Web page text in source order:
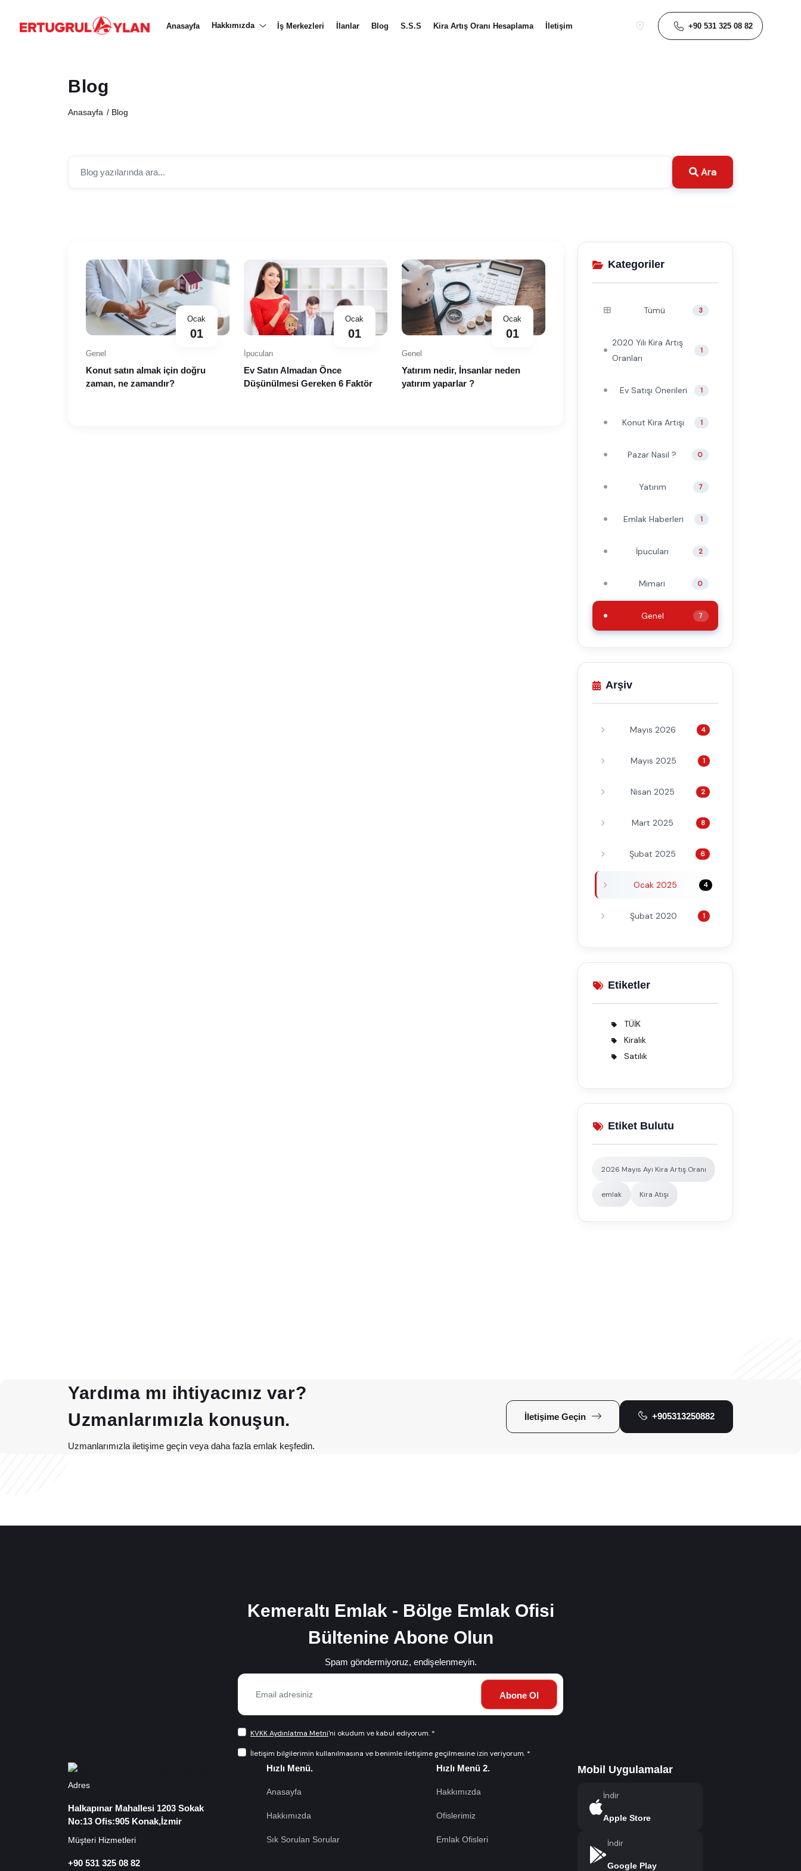
Anasayfa Hakkımızda İş Merkezleri İlanlar Blog S.S.S Kira Artış Oranı Hesaplama İletişim +90 531 325 08 82
Blog
Anasayfa Blog
Ara
Kategoriler
Tümü 3
2020 Yılı Kira Artış
Oranları
1
Ev Satışı Önerileri 1
Konut Kira Artışı 1
Pazar Nasıl ? 0
Yatırım 7
Emlak Haberleri 1
İpucuları 2
Mimari 0
Genel 7
Arşiv
Mayıs 2026 4
Mayıs 2025 1
Nisan 2025 2
Mart 2025 8
Şubat 2025 6
Ocak 2025 4
Şubat 2020 1
Etiketler
TÜİK
Kiralık
Satılık
Etiket Bulutu
2026 Mayıs Ayı Kira Artış Oranı
emlak Kira Atışı
Ocak
01
Genel
Konut satın almak için doğru
zaman, ne zamandır?
Ocak
01
İpucuları
Ev Satın Almadan Önce
Düşünülmesi Gereken 6 Faktör
Ocak
01
Genel
Yatırım nedir, İnsanlar neden
yatırım yaparlar ?
Yardıma mı ihtiyacınız var?
Uzmanlarımızla konuşun.
Uzmanlarımızla iletişime geçin veya daha fazla emlak keşfedin.
İletişime Geçin +905313250882
Kemeraltı Emlak - Bölge Emlak Ofisi
Bültenine Abone Olun
Spam göndermiyoruz, endişelenmeyin.
Abone Ol
KVKK Aydınlatma Metni'ni okudum ve kabul ediyorum. *
İletişim bilgilerimin kullanılmasına ve benimle iletişime geçilmesine izin veriyorum. *
Adres
Halkapınar Mahallesi 1203 Sokak
No:13 Ofis:905 Konak,İzmir
Müşteri Hizmetleri
+90 531 325 08 82
Hızlı Menü.
Anasayfa
Hakkımızda
Sık Sorulan Sorular
Hızlı Menü 2.
Hakkımızda
Ofislerimiz
Emlak Ofisleri
Mobil Uygulamalar
İndir
Apple Store
İndir
Google Play